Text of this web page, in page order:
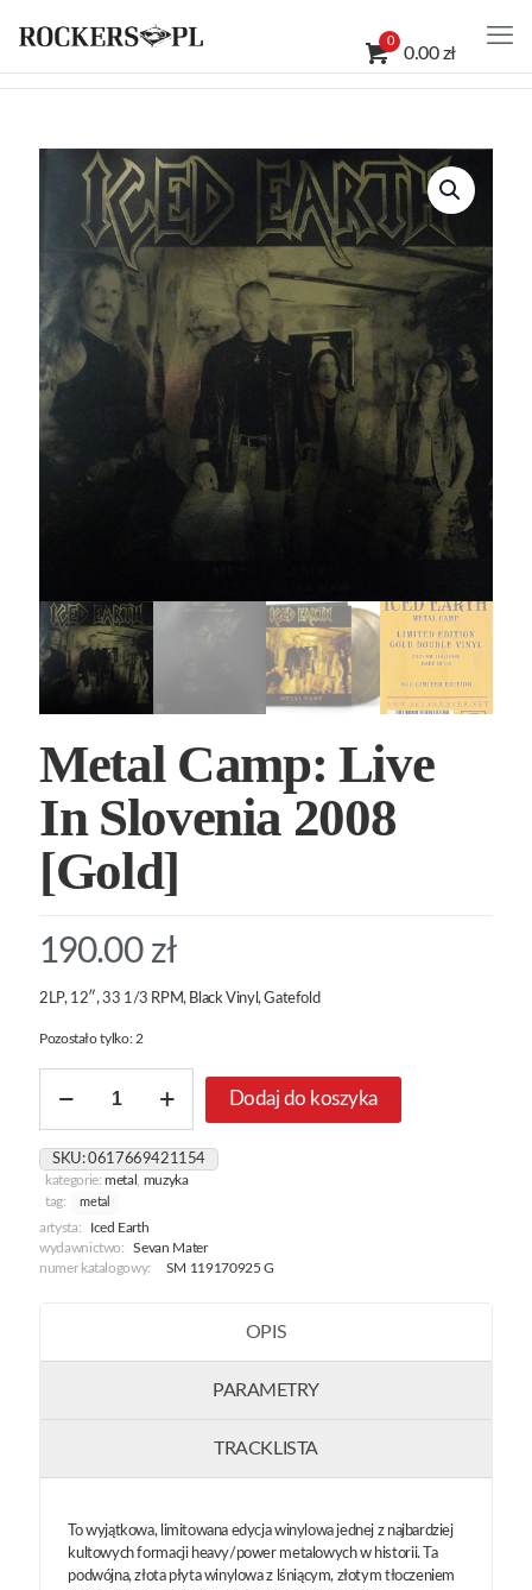
0
0.00 zł
Metal Camp: Live
In Slovenia 2008
[Gold]
190.00 zł
2LP, 12″, 33 1/3 RPM, Black Vinyl, Gatefold
Pozostało tylko: 2
Metal
Live
In
Slovenia
[Gold]
Dodaj do koszyka
SKU:0617669421154
kategorie:metal , muzyka
tag:
metal
artysta:
Iced Earth
wydawnictwo:
Sevan Mater
numer katalogowy:
SM 119170925 G
OPIS
PARAMETRY
TRACKLISTA
To wyjątkowa, limitowana edycja winylowa jednej z najbardziej
kultowych formacji heavy/power metalowych w historii. Ta
podwójna, złota płyta winylowa z lśniącym, złotym tłoczeniem